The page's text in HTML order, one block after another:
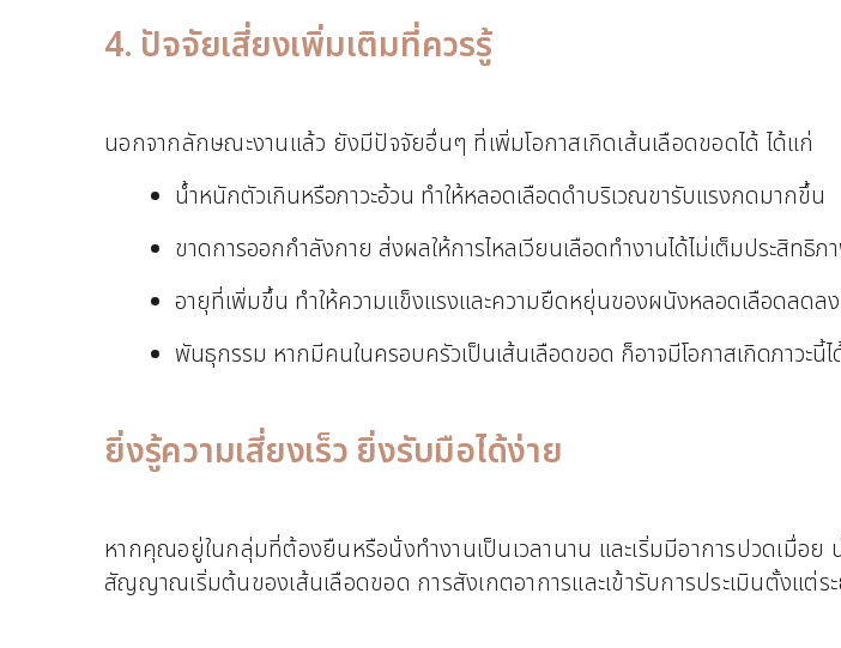
4. ปัจจัยเสี่ยงเพิ่มเติมที่ควรรู้
นอกจากลักษณะงานแล้ว ยังมีปัจจัยอื่นๆ ที่เพิ่มโอกาสเกิดเส้นเลือดขอดได้ ได้แก่
น้ำหนักตัวเกินหรือภาวะอ้วน ทำให้หลอดเลือดดำบริเวณขารับแรงกดมากขึ้น
ขาดการออกกำลังกาย ส่งผลให้การไหลเวียนเลือดทำงานได้ไม่เต็มประสิทธิภ
อายุที่เพิ่มขึ้น ทำให้ความแข็งแรงและความยืดหยุ่นของผนังหลอดเลือดลดลง
พันธุกรรม หากมีคนในครอบครัวเป็นเส้นเลือดขอด ก็อาจมีโอกาสเกิดภาวะนี้
ยิ่งรู้ความเสี่ยงเร็ว ยิ่งรับมือได้ง่าย
หากคุณอยู่ในกลุ่มที่ต้องยืนหรือนั่งทำงานเป็นเวลานาน และเริ่มมีอาการปวดเมื่อย
สัญญาณเริ่มต้นของเส้นเลือดขอด การสังเกตอาการและเข้ารับการประเมินตั้งแต่